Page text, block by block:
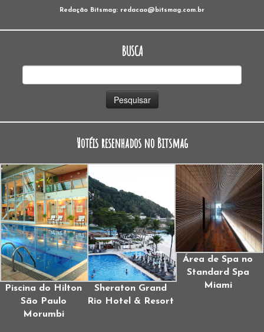
Redação Bitsmag: redacao@bitsmag.com.br
BUSCA
Hotéis resenhados no Bitsmag
Piscina do Hilton
São Paulo
Morumbi
Sheraton Grand
Rio Hotel & Resort
Área de Spa no
Standard Spa
Miami